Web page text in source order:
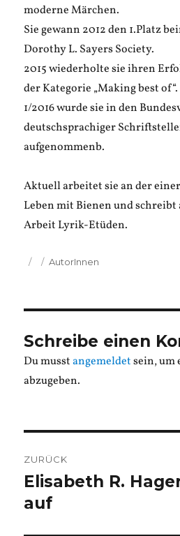
moderne Märchen.
Sie gewann 2012 den 1.Platz
Dorothy L. Sayers Society.
2015 wiederholte sie ihren
der Kategorie „Making best of“.
1/2016 wurde sie in den
deutschsprachiger
aufgenommenb.
Aktuell arbeitet sie an der
Leben mit Bienen und schreibt
Arbeit Lyrik-Etüden.
Veröffentlicht
Kategorien
AutorInnen
Schreibe einen
Du musstangemeldetsein, um
abzugeben.
ZURÜCK
Vorheriger
Beitrag:
Elisabeth R.
auf